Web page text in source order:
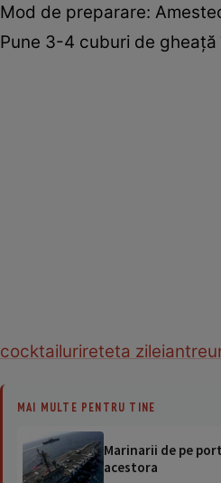
Mod de preparare:
Pune 3-4 cuburi de
cocktailurireteta zilei
MAI MULTE PENTRU TINE
Marinarii de pe
acestora